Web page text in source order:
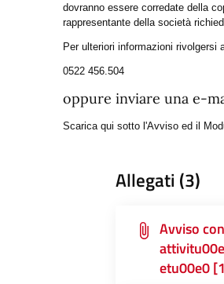
dovranno essere corredate della
rappresentante della società
Per ulteriori informazioni rivolgersi
0522 456.504
oppure inviare una e-
Scarica qui sotto l'Avviso ed il
Allegati (3)
Avviso
etu00e0